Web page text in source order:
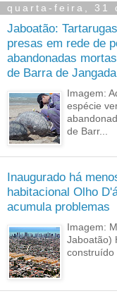
quarta-feira, 31
Jaboatão:
presas em rede de
abandonadas
de Barra de Jangada
Imagem:
espécie
de Barr...
Inaugurado há
habitacional Olho
acumula problemas
Imagem:
Jaboatão)
construído